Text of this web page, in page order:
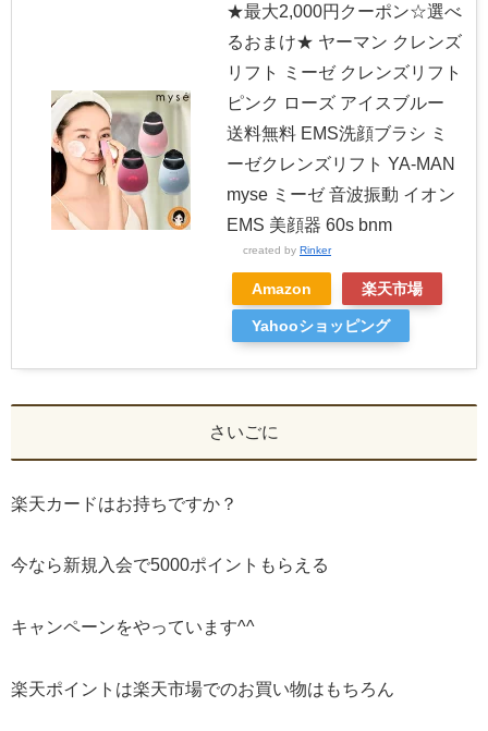
★最大2,000円クーポン☆選べ
るおまけ★ ヤーマン クレンズ
リフト ミーゼ クレンズリフト
ピンク ローズ アイスブルー
送料無料 EMS洗顔ブラシ ミ
ーゼクレンズリフト YA-MAN
myse ミーゼ 音波振動 イオン
EMS 美顔器 60s bnm
created by Rinker
Amazon 楽天市場
Yahooショッピング
さいごに
楽天カードはお持ちですか？
今なら新規入会で5000ポイントもらえる
キャンペーンをやっています^^
楽天ポイントは楽天市場でのお買い物はもちろん